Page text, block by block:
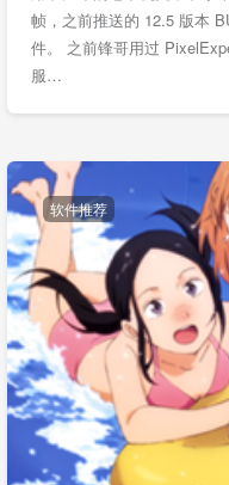
帧，之前推送的 12.5 版本
件。 之前锋哥用过
服…
软件推荐